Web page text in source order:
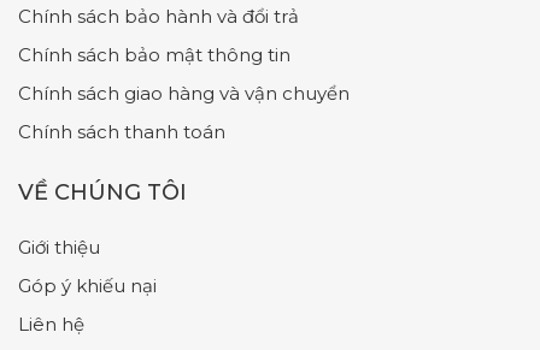
Chính sách bảo hành và đổi trả
Chính sách bảo mật thông tin
Chính sách giao hàng và vận chuyển
Chính sách thanh toán
VỀ CHÚNG TÔI
Giới thiệu
Góp ý khiếu nại
Liên hệ